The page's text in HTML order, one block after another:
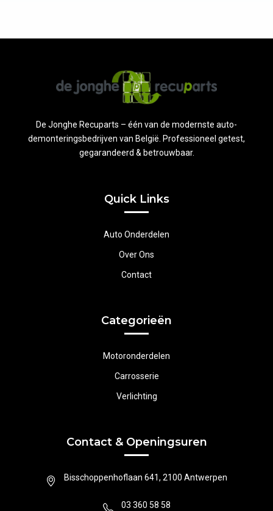
De Jonghe Recuparts – één van de modernste auto-
demonteringsbedrijven van België. Professioneel getest,
gegarandeerd & betrouwbaar.
Quick Links
Auto Onderdelen
Over Ons
Contact
Categorieën
Motoronderdelen
Carrosserie
Verlichting
Contact & Openingsuren
Bisschoppenhoflaan 641, 2100 Antwerpen
03 360 58 58